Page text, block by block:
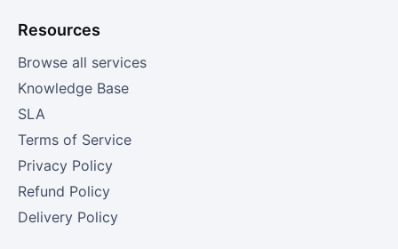
Resources
Browse all services
Knowledge Base
SLA
Terms of Service
Privacy Policy
Refund Policy
Delivery Policy